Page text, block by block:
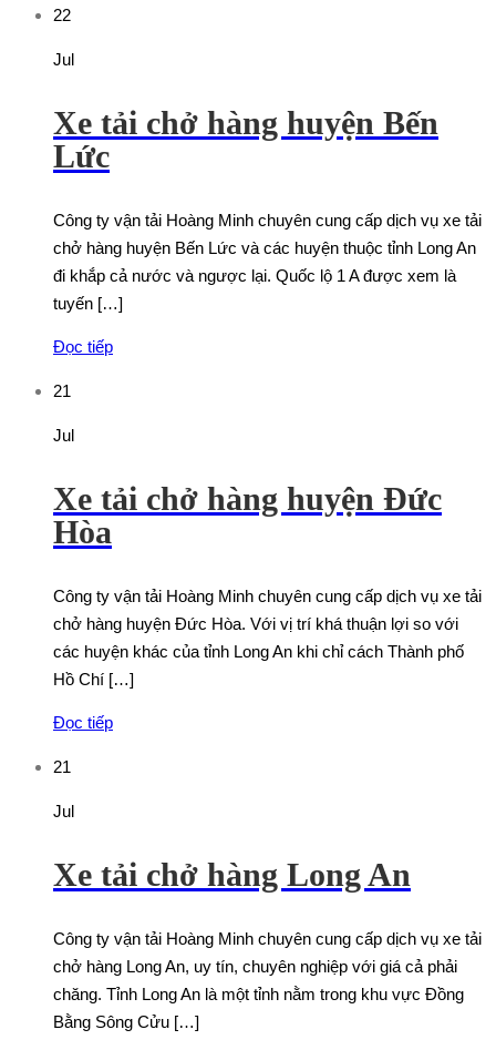
22
Jul
Xe tải chở hàng huyện Bến
Lức
Công ty vận tải Hoàng Minh chuyên cung cấp dịch vụ xe tải
chở hàng huyện Bến Lức và các huyện thuộc tỉnh Long An
đi khắp cả nước và ngược lại. Quốc lộ 1 A được xem là
tuyến […]
Đọc tiếp
21
Jul
Xe tải chở hàng huyện Đức
Hòa
Công ty vận tải Hoàng Minh chuyên cung cấp dịch vụ xe tải
chở hàng huyện Đức Hòa. Với vị trí khá thuận lợi so với
các huyện khác của tỉnh Long An khi chỉ cách Thành phố
Hồ Chí […]
Đọc tiếp
21
Jul
Xe tải chở hàng Long An
Công ty vận tải Hoàng Minh chuyên cung cấp dịch vụ xe tải
chở hàng Long An, uy tín, chuyên nghiệp với giá cả phải
chăng. Tỉnh Long An là một tỉnh nằm trong khu vực Đồng
Bằng Sông Cửu […]